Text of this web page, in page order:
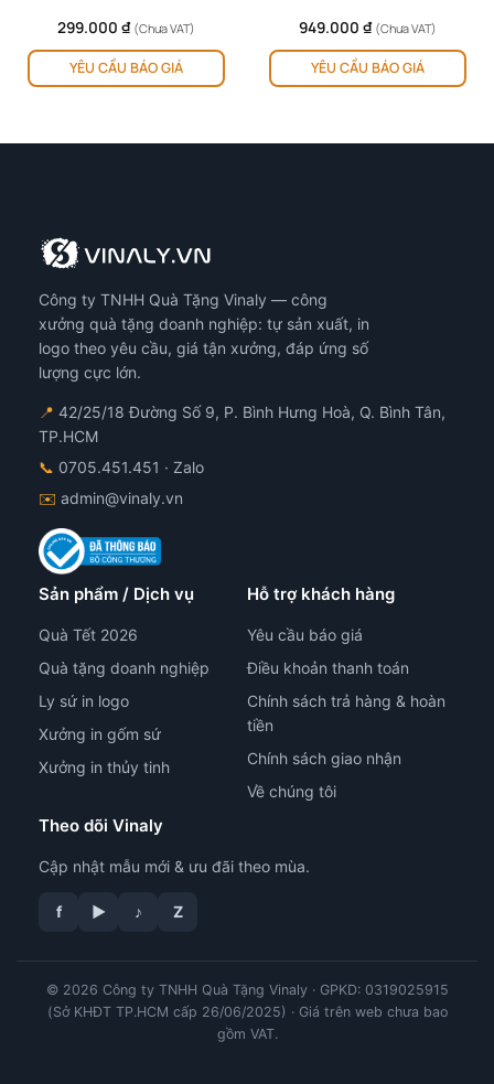
299.000 ₫ (Chưa VAT)
YÊU CẦU BÁO GIÁ
949.000 ₫ (Chưa VAT)
YÊU CẦU BÁO GIÁ
Công ty TNHH Quà Tặng Vinaly — công
xưởng quà tặng doanh nghiệp: tự sản xuất, in
logo theo yêu cầu, giá tận xưởng, đáp ứng số
lượng cực lớn.
📍 42/25/18 Đường Số 9, P. Bình Hưng Hoà, Q. Bình Tân,
TP.HCM
📞 0705.451.451 · Zalo
✉️ admin@vinaly.vn
Sản phẩm / Dịch vụ
Quà Tết 2026
Quà tặng doanh nghiệp
Ly sứ in logo
Xưởng in gốm sứ
Xưởng in thủy tinh
Hỗ trợ khách hàng
Yêu cầu báo giá
Điều khoản thanh toán
Chính sách trả hàng & hoàn
tiền
Chính sách giao nhận
Về chúng tôi
Theo dõi Vinaly
Cập nhật mẫu mới & ưu đãi theo mùa.
f ▶ ♪ Z
© 2026 Công ty TNHH Quà Tặng Vinaly · GPKD: 0319025915
(Sở KHĐT TP.HCM cấp 26/06/2025) · Giá trên web chưa bao
gồm VAT.
tư vấn công nghệ in